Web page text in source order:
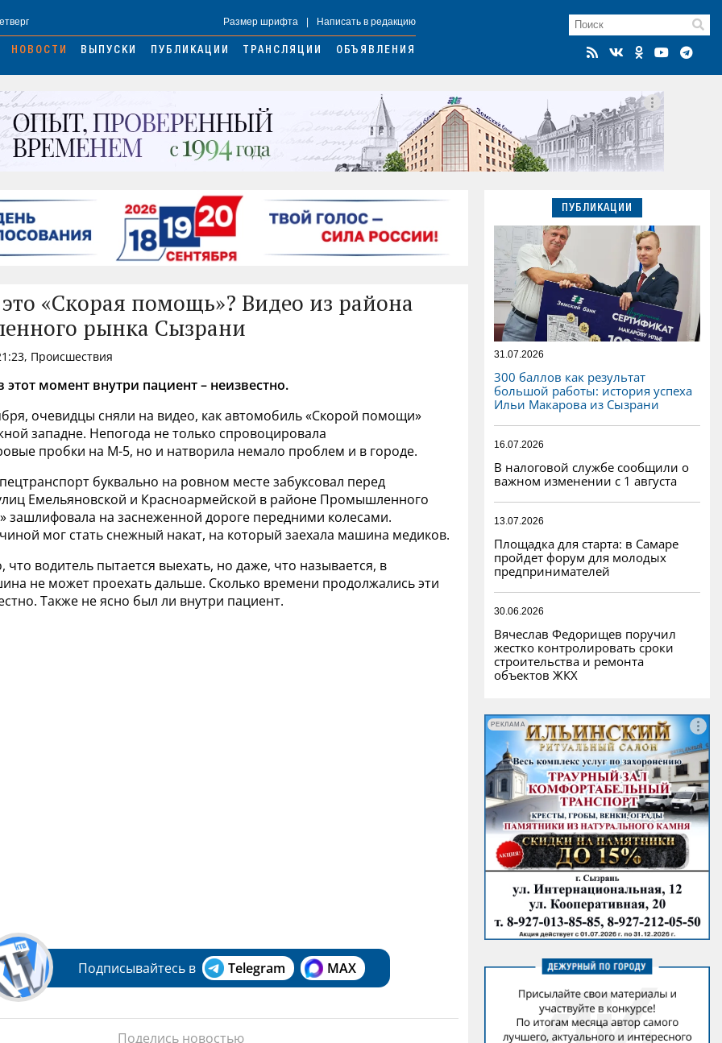
Размер шрифта Написать в редакцию
НОВОСТИ ВЫПУСКИ ПУБЛИКАЦИИ ТРАНСЛЯЦИИ ОБЪЯВЛЕНИЯ
«Скорая помощь»? Видео из района
рынка Сызрани
Происшествия
этот момент внутри пациент – неизвестно.
очевидцы сняли на видео, как автомобиль «Скорой помощи»
западне. Непогода не только спровоцировала
пробки на М-5, но и натворила немало проблем и в городе.
буквально на ровном месте забуксовал перед
Емельяновской и Красноармейской в районе Промышленного
зашлифовала на заснеженной дороге передними колесами.
мог стать снежный накат, на который заехала машина медиков.
что водитель пытается выехать, но даже, что называется, в
не может проехать дальше. Сколько времени продолжались эти
Также не ясно был ли внутри пациент.
Подписывайтесь в Telegram MAX
Поделись новостью
ПУБЛИКАЦИИ
31.07.2026
300 баллов как результат
большой работы: история успеха
Ильи Макарова из Сызрани
16.07.2026
В налоговой службе сообщили о
важном изменении с 1 августа
13.07.2026
Площадка для старта: в Самаре
пройдет форум для молодых
предпринимателей
30.06.2026
Вячеслав Федорищев поручил
жестко контролировать сроки
строительства и ремонта
объектов ЖКХ
РЕКЛАМА